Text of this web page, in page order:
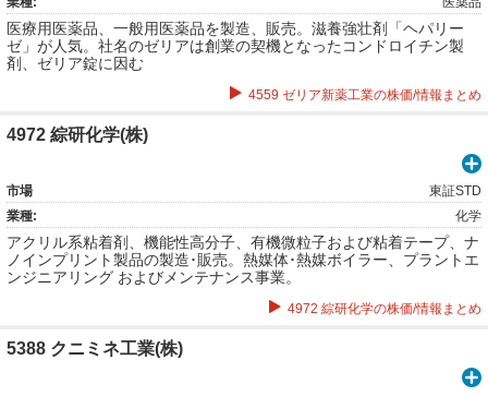
医療用医薬品、一般用医薬品を製造、販売。滋養強壮剤「ヘパリー
ゼ」が人気。社名のゼリアは創業の契機となったコンドロイチン製
剤、ゼリア錠に因む
4559 ゼリア新薬工業の株価/情報まとめ
4972 綜研化学(株)
市場
東証STD
業種:
化学
アクリル系粘着剤、機能性高分子、有機微粒子および粘着テープ、ナ
ノインプリント製品の製造･販売。熱媒体･熱媒ボイラー、プラントエ
ンジニアリング およびメンテナンス事業。
4972 綜研化学の株価/情報まとめ
5388 クニミネ工業(株)